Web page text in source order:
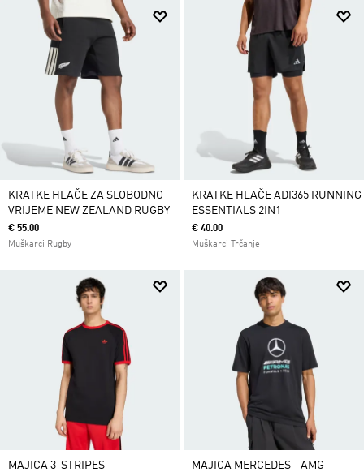
KRATKE HLAČE ZA SLOBODNO
VRIJEME NEW ZEALAND RUGBY
€ 55.00
Muškarci Rugby
KRATKE HLAČE ADI365 RUNNING
ESSENTIALS 2IN1
€ 40.00
Muškarci Trčanje
MAJICA 3-STRIPES MAJICA MERCEDES - AMG